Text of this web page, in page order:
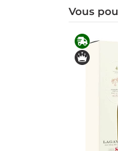
Vous